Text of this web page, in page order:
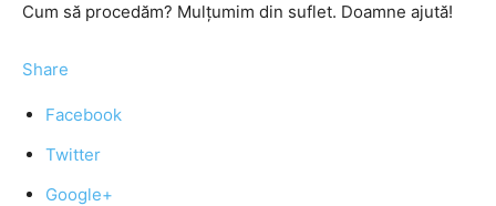
Cum să procedăm? Mulţumim din suflet. Doamne ajută!
Share
Facebook
Twitter
Google+